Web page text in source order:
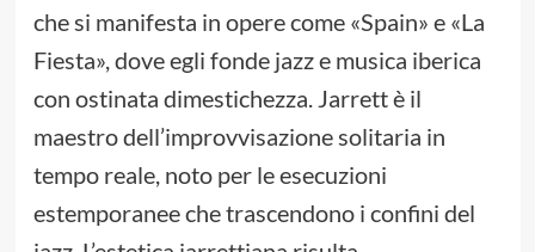
che si manifesta in opere come «Spain» e «La
Fiesta», dove egli fonde jazz e musica iberica
con ostinata dimestichezza. Jarrett è il
maestro dell’improvvisazione solitaria in
tempo reale, noto per le esecuzioni
estemporanee che trascendono i confini del